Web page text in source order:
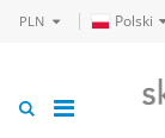
PLN Polski